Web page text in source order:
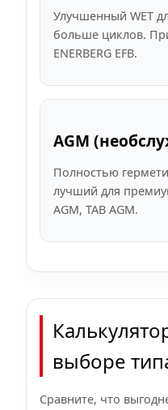
Улучшенный WET
больше циклов.
ENERBERG EFB.
AGM
Полностью
лучший для
AGM, TAB AGM.
выборе
Сравните, что